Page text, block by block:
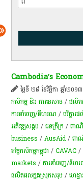
Cambodia’s
ថ្ងៃទី ២៨ ខែវិច្ឆិកា ឆ្នាំ២០១៣
កសិកម្ម​ និង​ ការ​នេ​សាទ​ /ផលិ
ការនាំចេញ/នីហរណ /បរិក្ខា
អភិវឌ្ឍ​សង្គម /ជនក្រីក្រ /ពាណិ
business /AusAid /ពាណិ
តម្លៃ​កសិកម្មកម្ពុជា /CAVAC /
markets /ការនាំចេញ/នីហ
ផលិតផលក្នុងស្រុកសរុប /ហេដ្ឋ